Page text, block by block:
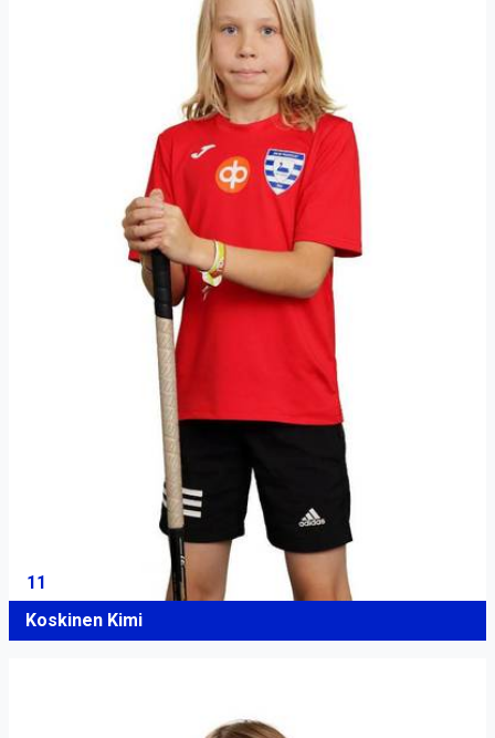
11
Koskinen Kimi